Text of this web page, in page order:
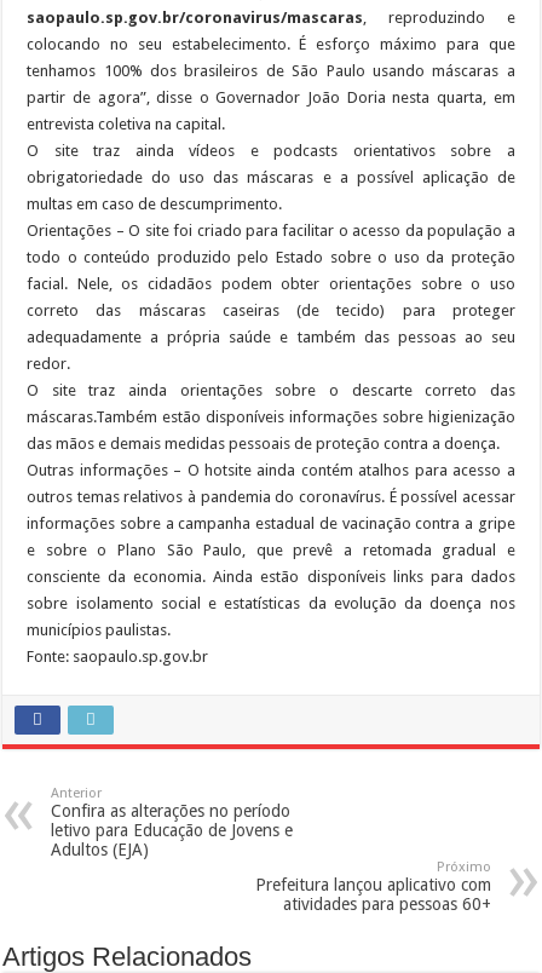
saopaulo.sp.gov.br/coronavirus/mascaras , reproduzindo e
colocando no seu estabelecimento. É esforço máximo para que
tenhamos 100% dos brasileiros de São Paulo usando máscaras a
partir de agora”, disse o Governador João Doria nesta quarta, em
entrevista coletiva na capital.
O site traz ainda vídeos e podcasts orientativos sobre a
obrigatoriedade do uso das máscaras e a possível aplicação de
multas em caso de descumprimento.
Orientações – O site foi criado para facilitar o acesso da população a
todo o conteúdo produzido pelo Estado sobre o uso da proteção
facial. Nele, os cidadãos podem obter orientações sobre o uso
correto das máscaras caseiras (de tecido) para proteger
adequadamente a própria saúde e também das pessoas ao seu
redor.
O site traz ainda orientações sobre o descarte correto das
máscaras.Também estão disponíveis informações sobre higienização
das mãos e demais medidas pessoais de proteção contra a doença.
Outras informações – O hotsite ainda contém atalhos para acesso a
outros temas relativos à pandemia do coronavírus. É possível acessar
informações sobre a campanha estadual de vacinação contra a gripe
e sobre o Plano São Paulo, que prevê a retomada gradual e
consciente da economia. Ainda estão disponíveis links para dados
sobre isolamento social e estatísticas da evolução da doença nos
municípios paulistas.
Fonte: saopaulo.sp.gov.br
Anterior
Confira as alterações no período
letivo para Educação de Jovens e
Adultos (EJA)
Próximo
Prefeitura lançou aplicativo com
atividades para pessoas 60+
Artigos Relacionados